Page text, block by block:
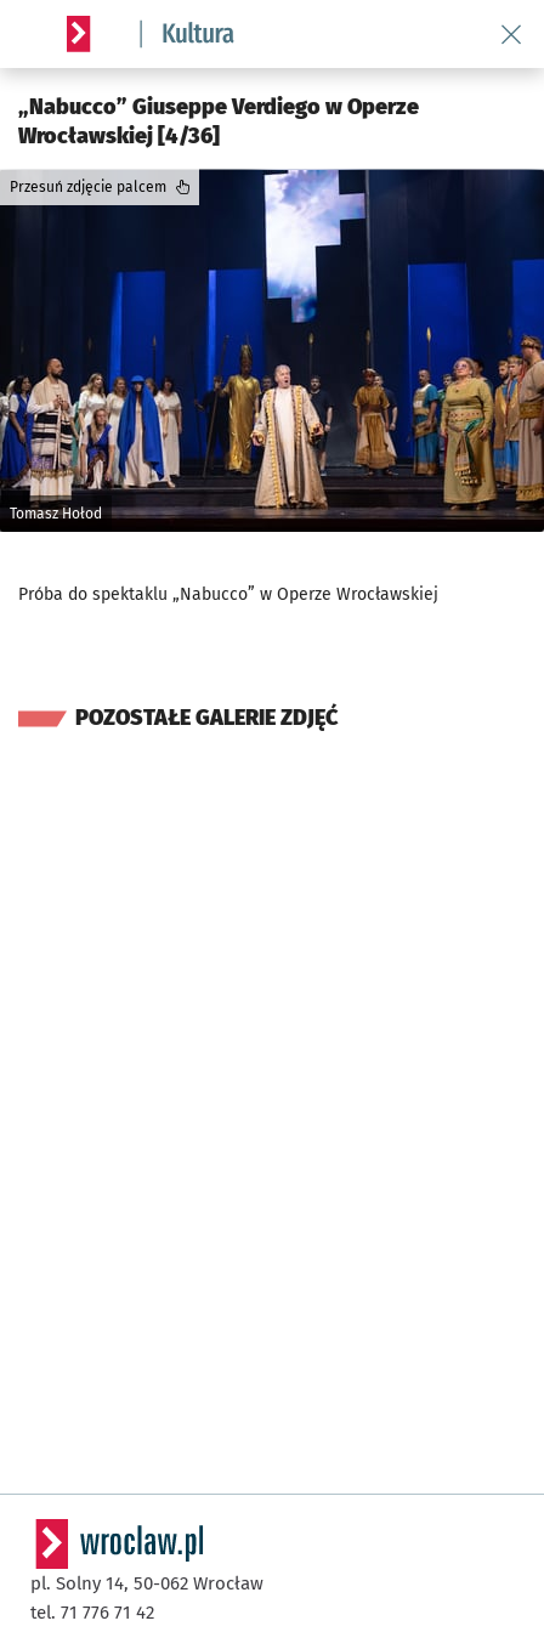
Serwis informacyjny wroclaw.pl podserwis: Kultura
„Nabucco” Giuseppe Verdiego w Operze
Wrocławskiej [4/36]
Tomasz Hołod
Przesuń zdjęcie palcem
Próba do spektaklu „Nabucco” w Operze Wrocławskiej
POZOSTAŁE GALERIE ZDJĘĆ
pl. Solny 14, 50-062 Wrocław
tel. 71 776 71 42